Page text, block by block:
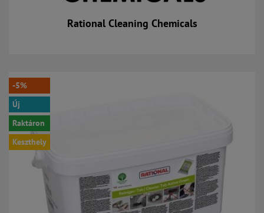
Rational Cleaning Chemicals
-5%
Új
Raktáron
Keszthely